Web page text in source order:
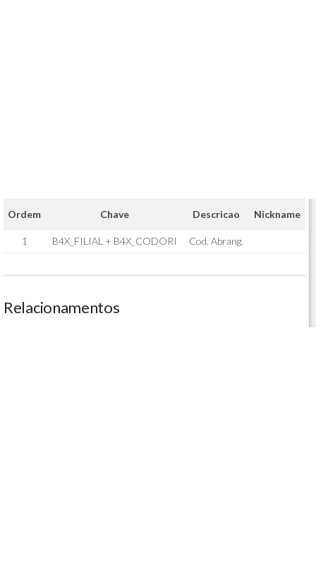
Ordem Chave Descricao Nickname
1 B4X_FILIAL + B4X_CODORI Cod. Abrang.
Relacionamentos